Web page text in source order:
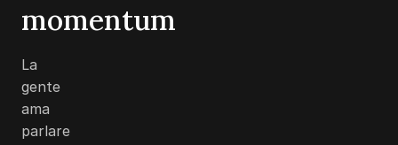
momentum
La
gente
ama
parlare